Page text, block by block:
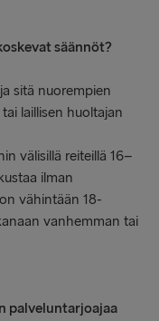
säännöt?
sitä nuorempien
laillisen huoltajan
välisillä reiteillä 16–
ilman
vähintään 18-
vanhemman tai
palveluntarjoajaa